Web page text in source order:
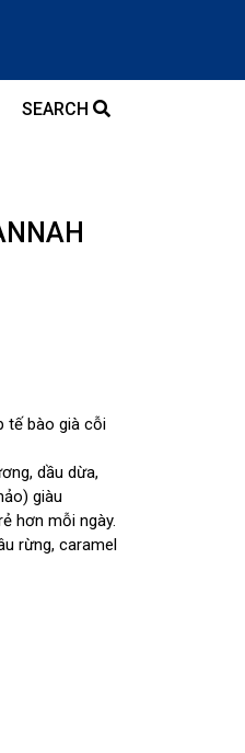
SEARCH
tế bào già cỗi
dầu dừa,
giàu
hơn mỗi ngày.
rừng, caramel